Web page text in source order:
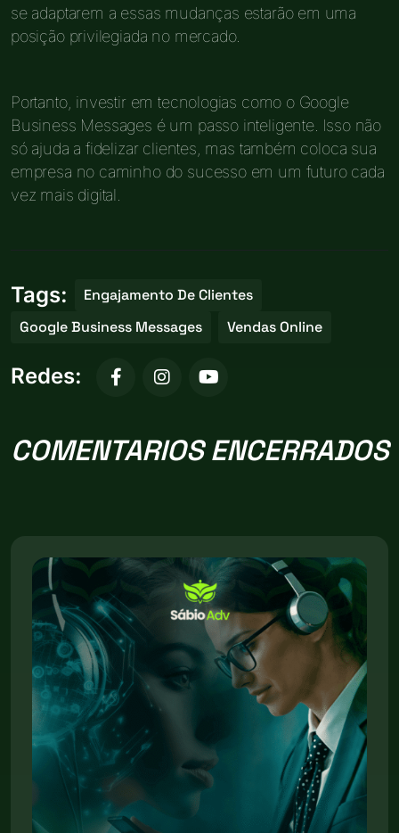
se adaptarem a essas mudanças estarão em uma
posição privilegiada no mercado.
Portanto, investir em tecnologias como o Google
Business Messages é um passo inteligente. Isso não
só ajuda a fidelizar clientes, mas também coloca sua
empresa no caminho do sucesso em um futuro cada
vez mais digital.
Tags:
Engajamento De Clientes
Google Business Messages
Vendas Online
Redes:
COMENTARIOS ENCERRADOS